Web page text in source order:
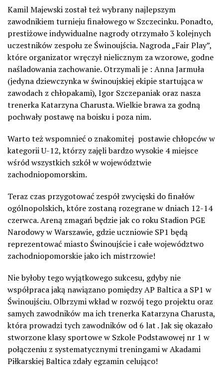
Kamil Majewski został też wybrany najlepszym
zawodnikiem turnieju finałowego w Szczecinku. Ponadto,
prestiżowe indywidualne nagrody otrzymało 3 kolejnych
uczestników zespołu ze Świnoujścia. Nagroda „Fair Play”,
które organizator wręczył nielicznym za wzorowe, godne
naśladowania zachowanie. Otrzymali je : Anna Jarmuła
(jedyna dziewczynka w świnoujskiej ekipie startująca w
zawodach z chłopakami), Igor Szczepaniak oraz nasza
trenerka Katarzyna Charusta. Wielkie brawa za godną
pochwały postawę na boisku i poza nim.
Warto też wspomnieć o znakomitej postawie chłopców w
kategorii U-12, którzy zajęli bardzo wysokie 4 miejsce
wśród wszystkich szkół w województwie
zachodniopomorskim.
Teraz czas przygotować zespół zwycięski do finałów
ogólnopolskich, które zostaną rozegrane w dniach 12-14
czerwca. Areną zmagań będzie jak co roku Stadion PGE
Narodowy w Warszawie, gdzie uczniowie SP1 będą
reprezentować miasto Świnoujście i całe województwo
zachodniopomorskie jako ich mistrzowie!
Nie byłoby tego wyjątkowego sukcesu, gdyby nie
współpraca jaką nawiązano pomiędzy AP Baltica a SP1 w
Świnoujściu. Olbrzymi wkład w rozwój tego projektu oraz
samych zawodników ma ich trenerka Katarzyna Charusta,
która prowadzi tych zawodników od 6 lat . Jak się okazało
stworzone klasy sportowe w Szkole Podstawowej nr 1 w
połączeniu z systematycznymi treningami w Akadami
Piłkarskiej Baltica zdały egzamin celująco!